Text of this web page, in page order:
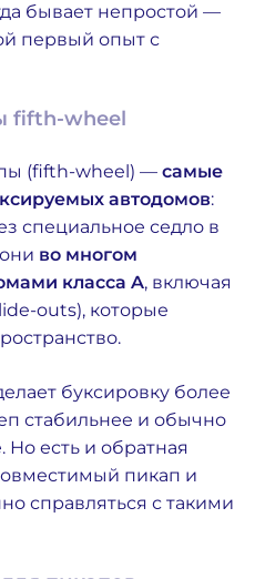
бывает непростой —
первый опыт с
fifth-wheel
(fifth-wheel) — самые
автодомов:
специальное седло в
во многом
класса A, включая
outs), которые
буксировку более
стабильнее и обычно
Но есть и обратная
пикап и
справляться с такими